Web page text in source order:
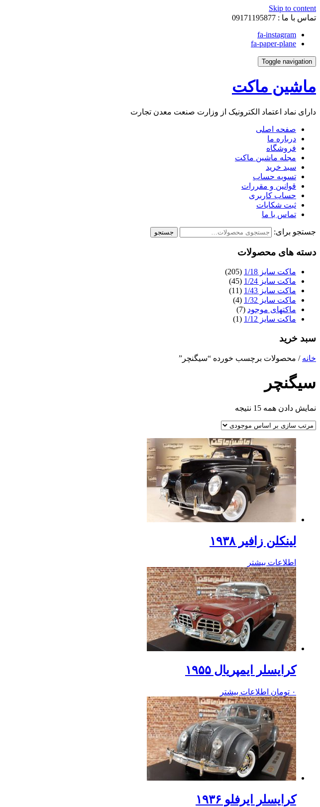
Skip to content
تماس با ما : 09171195877
fa-instagram
fa-paper-plane
Toggle navigation
ماشین ماکت
دارای نماد اعتماد الکترونیک از وزارت صنعت معدن تجارت
صفحه اصلی
درباره ما
فروشگاه
مجله ماشین ماکت
سبد خرید
تسویه حساب
قوانین و مقررات
حساب کاربری
ثبت شکایات
تماس با ما
جستجو برای: جستجو
دسته های محصولات
ماکت سایز 1/18
(205)
ماکت سایز 1/24
(45)
ماکت سایز 1/43
(11)
ماکت سایز 1/32
(4)
ماکتهای موجود (7)
ماکت سایز 1/12
(1)
سبد خرید
خانه / محصولات برچسب خورده “سیگنچر”
سیگنچر
نمایش دادن همه 15 نتیجه
لینکلن زافیر ۱۹۳۸
اطلاعات بیشتر
کرایسلر ایمپریال ۱۹۵۵
۰ تومان اطلاعات بیشتر
کرایسلر ایرفلو ۱۹۳۶